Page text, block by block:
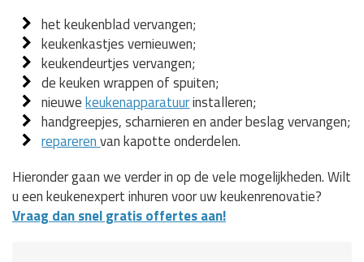
het keukenblad vervangen;
keukenkastjes vernieuwen;
keukendeurtjes vervangen;
de keuken wrappen of spuiten;
nieuwekeukenapparatuurinstalleren;
handgreepjes, scharnieren en ander beslag vervangen;
reparerenvan kapotte onderdelen.
Hieronder gaan we verder in op de vele mogelijkheden. Wilt
u een keukenexpert inhuren voor uw keukenrenovatie?
Vraag dan snel gratis offertes aan!